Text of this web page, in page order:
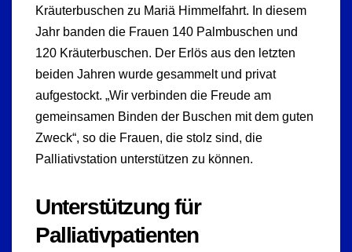
Kräuterbuschen zu Mariä Himmelfahrt. In diesem
Jahr banden die Frauen 140 Palmbuschen und
120 Kräuterbuschen. Der Erlös aus den letzten
beiden Jahren wurde gesammelt und privat
aufgestockt. „Wir verbinden die Freude am
gemeinsamen Binden der Buschen mit dem guten
Zweck“, so die Frauen, die stolz sind, die
Palliativstation unterstützen zu können.
Unterstützung für
Palliativpatienten